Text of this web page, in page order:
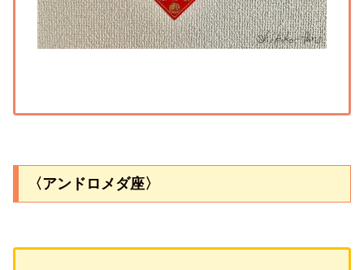
〈アンドロメダ座〉